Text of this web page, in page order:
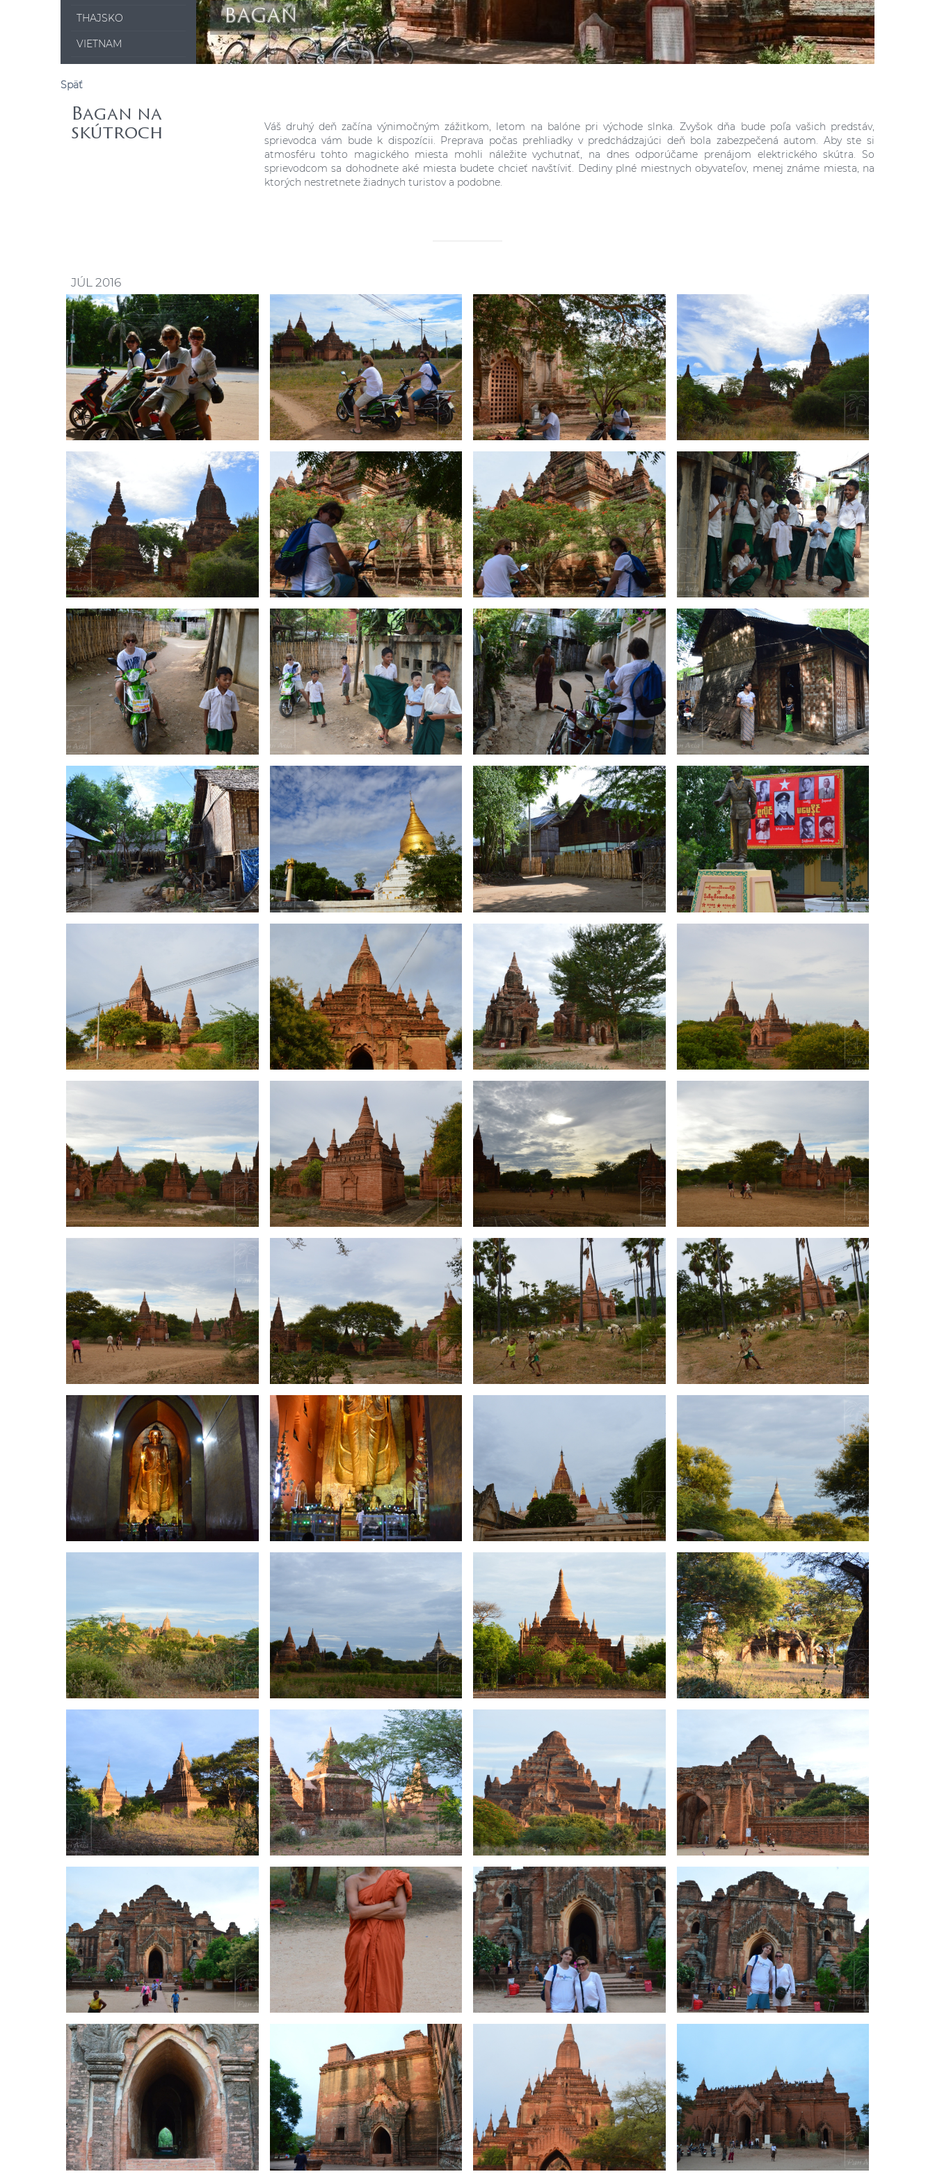
THAJSKO
VIETNAM
BAGAN
Späť
Bagan na
skútroch
Váš druhý deň začína výnimočným zážitkom, letom na balóne pri východe slnka. Zvyšok dňa bude poľa vašich predstáv,
sprievodca vám bude k dispozícii. Preprava počas prehliadky v predchádzajúci deň bola zabezpečená autom. Aby ste si
atmosféru tohto magického miesta mohli náležite vychutnať, na dnes odporúčame prenájom elektrického skútra. So
sprievodcom sa dohodnete aké miesta budete chcieť navštíviť. Dediny plné miestnych obyvateľov, menej známe miesta, na
ktorých nestretnete žiadnych turistov a podobne.
JÚL 2016